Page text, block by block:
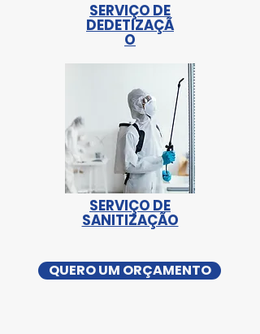
SERVIÇO DE
DEDETIZAÇÃ
O
SERVIÇO DE
SANITIZAÇÃO
QUERO UM ORÇAMENTO